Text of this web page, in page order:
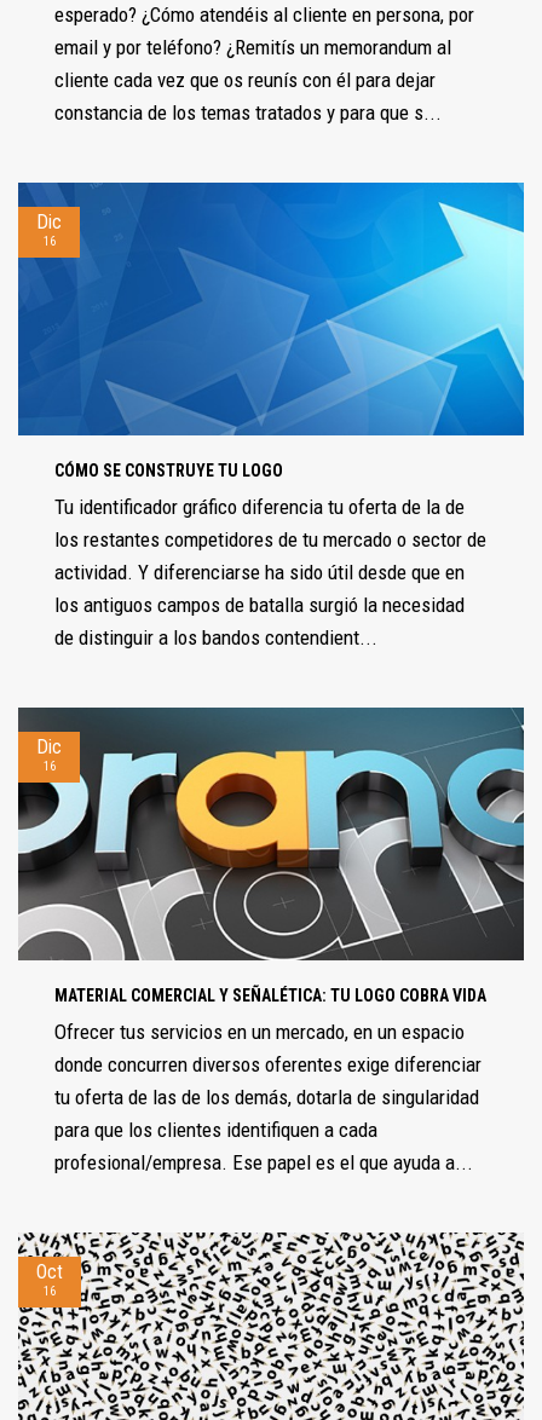
esperado? ¿Cómo atendéis al cliente en persona, por
email y por teléfono? ¿Remitís un memorandum al
cliente cada vez que os reunís con él para dejar
constancia de los temas tratados y para que s...
Dic
16
CÓMO SE CONSTRUYE TU LOGO
Tu identificador gráfico diferencia tu oferta de la de
los restantes competidores de tu mercado o sector de
actividad. Y diferenciarse ha sido útil desde que en
los antiguos campos de batalla surgió la necesidad
de distinguir a los bandos contendient...
Dic
16
MATERIAL COMERCIAL Y SEÑALÉTICA: TU LOGO COBRA VIDA
Ofrecer tus servicios en un mercado, en un espacio
donde concurren diversos oferentes exige diferenciar
tu oferta de las de los demás, dotarla de singularidad
para que los clientes identifiquen a cada
profesional/empresa. Ese papel es el que ayuda a...
Oct
16